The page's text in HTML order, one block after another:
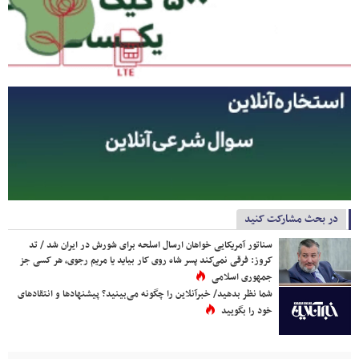
در بحث مشارکت کنید
سناتور آمریکایی خواهان ارسال اسلحه برای شورش در ایران شد / تد
کروز: فرقی نمی‌کند پسر شاه روی کار بیاید یا مریم رجوی، هر کسی جز
جمهوری اسلامی
شما نظر بدهید/ خبرآنلاین را چگونه می‌بینید؟ پیشنهادها و انتقادهای
خود را بگویید